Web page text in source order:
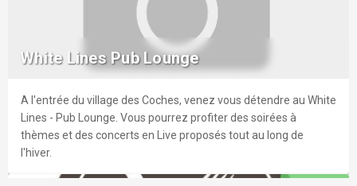
Itinéraire de randonnée pédestre : Le
Chemin du Renard Futé
Un itinéraire original pour une balade en VTT à assistance
électrique accessible à tous, qui traverse les alentours de
Montchavin-les Coches.
explore 1.9 km
White Lines Pub Lounge
A l'entrée du village des Coches, venez vous détendre au White
Lines - Pub Lounge. Vous pourrez profiter des soirées à
thèmes et des concerts en Live proposés tout au long de
l'hiver.